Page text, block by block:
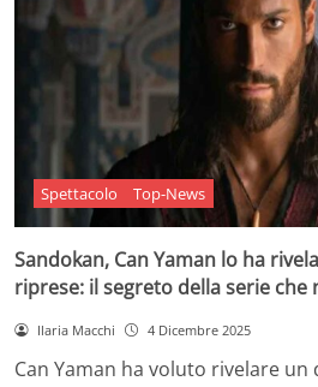
Spettacolo Top-News
Sandokan, Can Yaman lo ha
riprese: il segreto della serie che
Ilaria Macchi 4 Dicembre 2025
Can Yaman ha voluto rivelare